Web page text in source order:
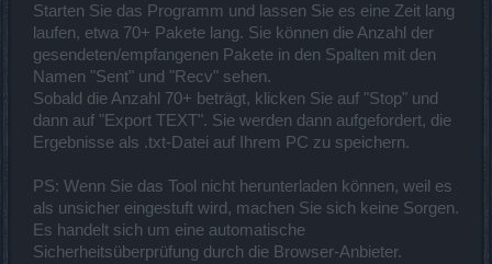
Starten Sie das Programm und lassen Sie es eine Zeit lang
laufen, etwa 70+ Pakete lang. Sie können die Anzahl der
gesendeten/empfangenen Pakete in den Spalten mit den
Namen "Sent" und "Recv" sehen.
Sobald die Anzahl 70+ beträgt, klicken Sie auf "Stop" und
dann auf "Export TEXT". Sie werden dann aufgefordert, die
Ergebnisse als .txt-Datei auf Ihrem PC zu speichern.
PS: Wenn Sie das Tool nicht herunterladen können, weil es
als unsicher eingestuft wird, machen Sie sich keine Sorgen.
Es handelt sich um eine automatische
Sicherheitsüberprüfung durch die Browser-Anbieter.